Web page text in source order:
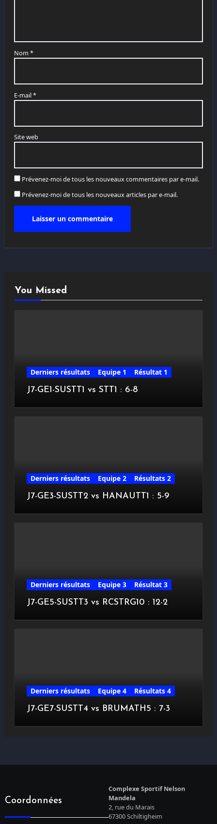
Nom *
E-mail*
Site web
Prévenez-moi de tous les nouveaux commentaires par e-mail.
Prévenez-moi de tous les nouveaux articles par e-mail.
You Missed
Derniers résultats Equipe 1
Résultat 1
J7-GE1-SUSTT1 vs STT1 : 6-8
Derniers résultats Equipe 2
Résultats 2
J7-GE3-SUSTT2 vs HANAUTT1 : 5-9
Derniers résultats Equipe 3
Résultat 3
J7-GE5-SUSTT3 vs RCSTRG10 : 12-2
Derniers résultats Equipe 4
Résultats 4
J7-GE7-SUSTT4 vs BRUMATH5 : 7-3
Coordonnées
Complexe Sportif Nelson
Mandela
2, rue du Marais
67300 Schiltigheim